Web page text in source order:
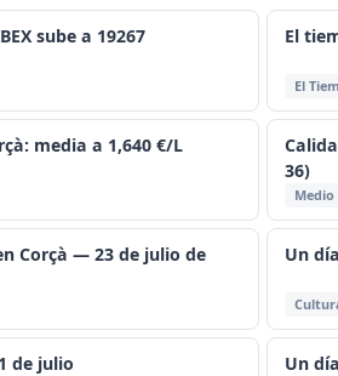
sube a 19267 El
El
media a 1,640 €/L
36)
Corçà — 23 de julio de
Un
de julio Un